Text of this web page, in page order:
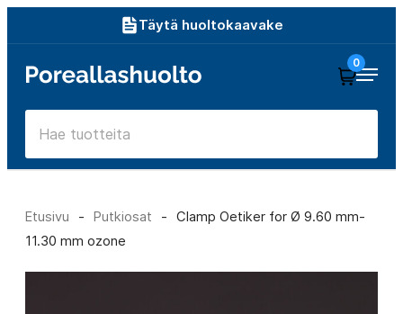
sisältöön
Täytä huoltokaavake
Poreallashuolto
0
Etusivu - Putkiosat -
Clamp Oetiker for Ø 9.60 mm-
11.30 mm ozone